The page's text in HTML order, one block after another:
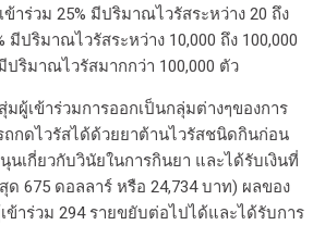
าร่วม 25% มีปริมาณไวรัสระหว่าง 20 ถึง
มีปริมาณไวรัสระหว่าง 10,000 ถึง 100,000
ปริมาณไวรัสมากกว่า 100,000 ตัว
ผู้เข้าร่วมการออกเป็นกลุ่มต่างๆของการ
ถกดไวรัสได้ด้วยยาต้านไวรัสชนิดกินก่อน
เกี่ยวกับวินัยในการกินยา และได้รับเงินที่
ด 675 ดอลลาร์ หรือ 24,734 บาท) ผลของ
าร่วม 294 รายขยับต่อไปได้และได้รับการ